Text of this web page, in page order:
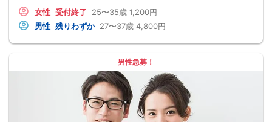
女性 受付終了 25〜35歳 1,200円
男性 残りわずか 27〜37歳 4,800円
男性急募！